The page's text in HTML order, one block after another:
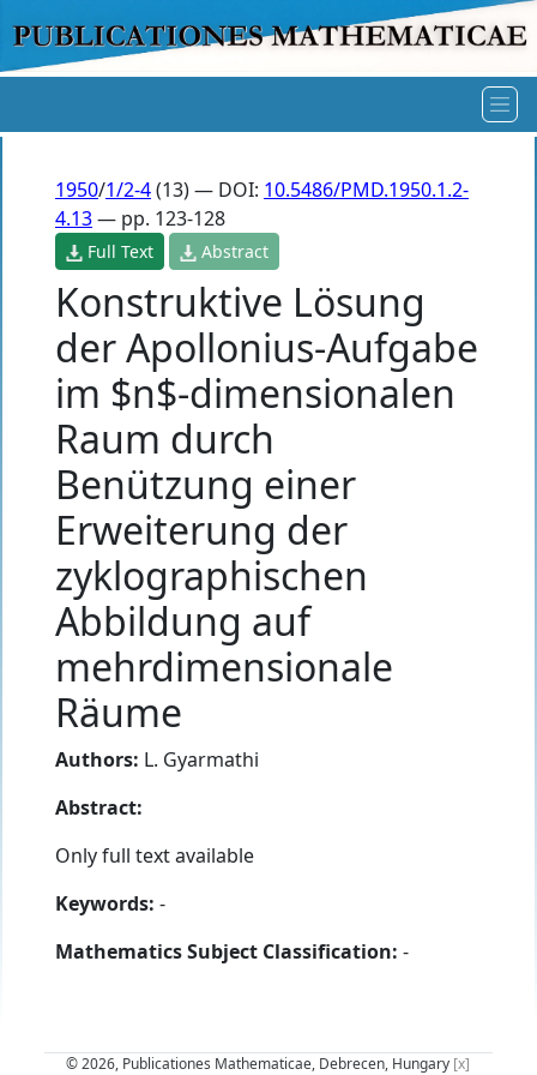
1950/1/2-4(13) — DOI: 10.5486/PMD.1950.1.2-
4.13— pp. 123-128
Full Text Abstract
Konstruktive Lösung
der Apollonius-Aufgabe
im $n$-dimensionalen
Raum durch
Benützung einer
Erweiterung der
zyklographischen
Abbildung auf
mehrdimensionale
Räume
Authors: L. Gyarmathi
Abstract:
Only full text available
Keywords: -
Mathematics Subject Classification: -
© 2026, Publicationes Mathematicae, Debrecen, Hungary [x]